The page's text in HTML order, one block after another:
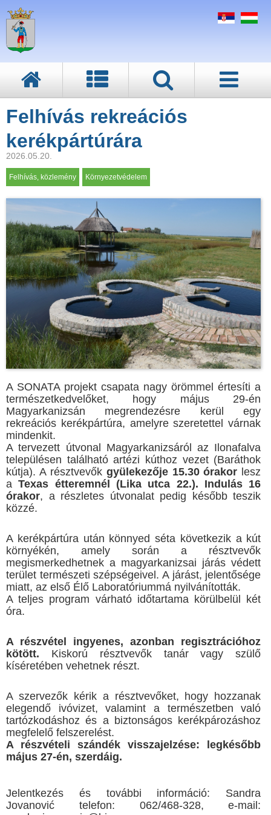
Felhívás rekreációs
kerékpártúrára
2026.05.20.
Felhívás, közlemény Környezetvédelem
A SONATA projekt csapata nagy örömmel értesíti a
természetkedvelőket, hogy május 29-én
Magyarkanizsán megrendezésre kerül egy
rekreációs kerékpártúra, amelyre szeretettel várnak
mindenkit.
A tervezett útvonal Magyarkanizsáról az Ilonafalva
településen található artézi kúthoz vezet (Baráthok
kútja). A résztvevőkgyülekezője 15.30 órakor lesz
aTexas étteremnél (Lika utca 22.). Indulás 16
órakor, a részletes útvonalat pedig később teszik
közzé.
A kerékpártúra után könnyed séta következik a kút
környékén, amely során a résztvevők
megismerkedhetnek a magyarkanizsai járás védett
terület természeti szépségeivel. A járást, jelentősége
miatt, az első Élő Laboratóriummá nyilvánították.
A teljes program várható időtartama körülbelül két
óra.
A részvétel ingyenes, azonban regisztrációhoz
kötött. Kiskorú résztvevők tanár vagy szülő
kíséretében vehetnek részt.
A szervezők kérik a résztvevőket, hogy hozzanak
elegendő ivóvizet, valamint a természetben való
tartózkodáshoz és a biztonságos kerékpározáshoz
megfelelő felszerelést.
A részvételi szándék visszajelzése: legkésőbb
május 27-én, szerdáig.
Jelentkezés és további információ: Sandra
Jovanović telefon: 062/468-328, e-mail: